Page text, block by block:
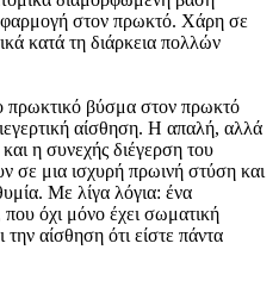
στον πρωκτό. Χάρη σε
κατά τη διάρκεια πολλών
πρωκτικό βύσμα στον πρωκτό
αίσθηση. Η απαλή, αλλά
η συνεχής διέγερση του
σε μια ισχυρή πρωινή στύση και
Με λίγα λόγια: ένα
όχι μόνο έχει σωματική
την αίσθηση ότι είστε πάντα